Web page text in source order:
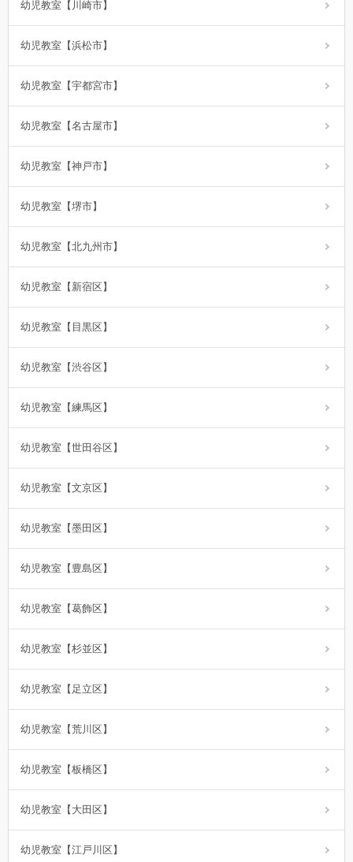
幼児教室【川崎市】
幼児教室【浜松市】
幼児教室【宇都宮市】
幼児教室【名古屋市】
幼児教室【神戸市】
幼児教室【堺市】
幼児教室【北九州市】
幼児教室【新宿区】
幼児教室【目黒区】
幼児教室【渋谷区】
幼児教室【練馬区】
幼児教室【世田谷区】
幼児教室【文京区】
幼児教室【墨田区】
幼児教室【豊島区】
幼児教室【葛飾区】
幼児教室【杉並区】
幼児教室【足立区】
幼児教室【荒川区】
幼児教室【板橋区】
幼児教室【大田区】
幼児教室【江戸川区】